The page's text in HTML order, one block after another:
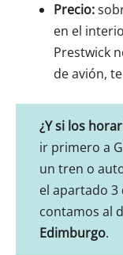
Precio:
en el
Prestwick
de avión,
¿Y si los
ir primero a
un tren o
el apartado 3
contamos al
Edimburgo.